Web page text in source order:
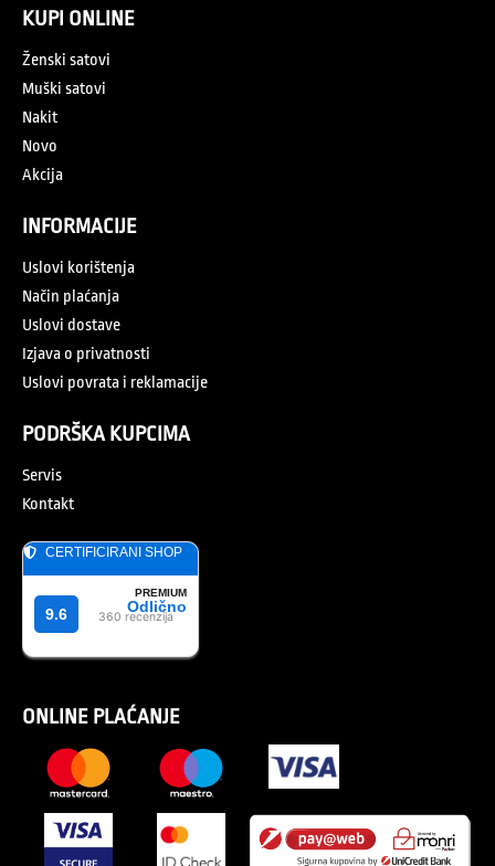
KUPI ONLINE
Ženski satovi
Muški satovi
Nakit
Novo
Akcija
INFORMACIJE
Uslovi korištenja
Način plaćanja
Uslovi dostave
Izjava o privatnosti
Uslovi povrata i reklamacije
PODRŠKA KUPCIMA
Servis
Kontakt
ONLINE PLAĆANJE